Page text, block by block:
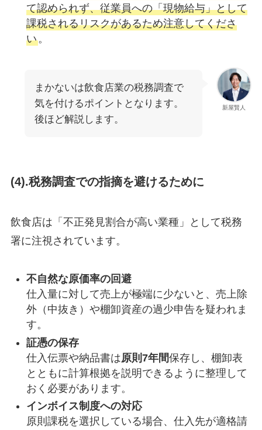
て認められず、従業員への「現物給与」として
課税されるリスクがあるため注意してくださ
い。
新屋賢人
まかないは飲食店業の税務調査で
気を付けるポイントとなります。
後ほど解説します。
(4).税務調査での指摘を避けるために
飲食店は「不正発見割合が高い業種」として税務
署に注視されています。
不自然な原価率の回避
仕入量に対して売上が極端に少ないと、売上除
外（中抜き）や棚卸資産の過少申告を疑われま
す。
証憑の保存
仕入伝票や納品書は原則7年間保存し、棚卸表
とともに計算根拠を説明できるように整理して
おく必要があります。
インボイス制度への対応
原則課税を選択している場合、仕入先が適格請